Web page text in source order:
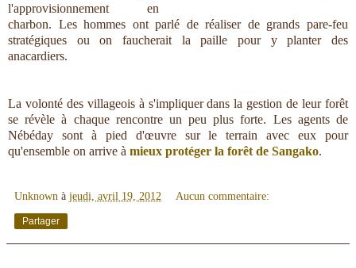
l'approvisionnement en
charbon. Les hommes ont parlé de réaliser de grands pare-feu
stratégiques ou on faucherait la paille pour y planter des
anacardiers.
La volonté des villageois à s'impliquer dans la gestion de leur forêt
se révèle à chaque rencontre un peu plus forte. Les agents de
Nébéday sont à pied d'œuvre sur le terrain avec eux pour
qu'ensemble on arrive à mieux protéger la forêt de Sangako.
Unknown à jeudi, avril 19, 2012 Aucun commentaire:
Partager